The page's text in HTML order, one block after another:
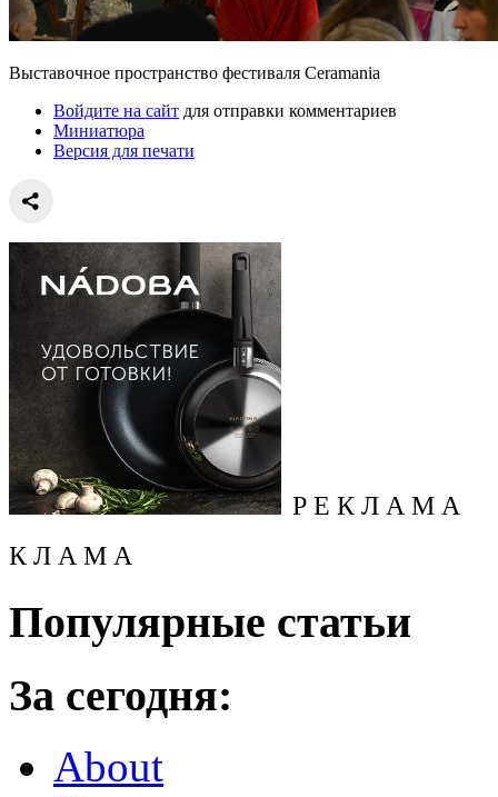
Выставочное пространство фестиваля Ceramania
Войдите на сайт для отправки комментариев
Миниатюра
Версия для печати
Р Е К Л А М А
К Л А М А
Популярные статьи
За сегодня:
About